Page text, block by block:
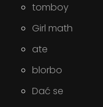
tomboy
Girl math
ate
blorbo
Dać se